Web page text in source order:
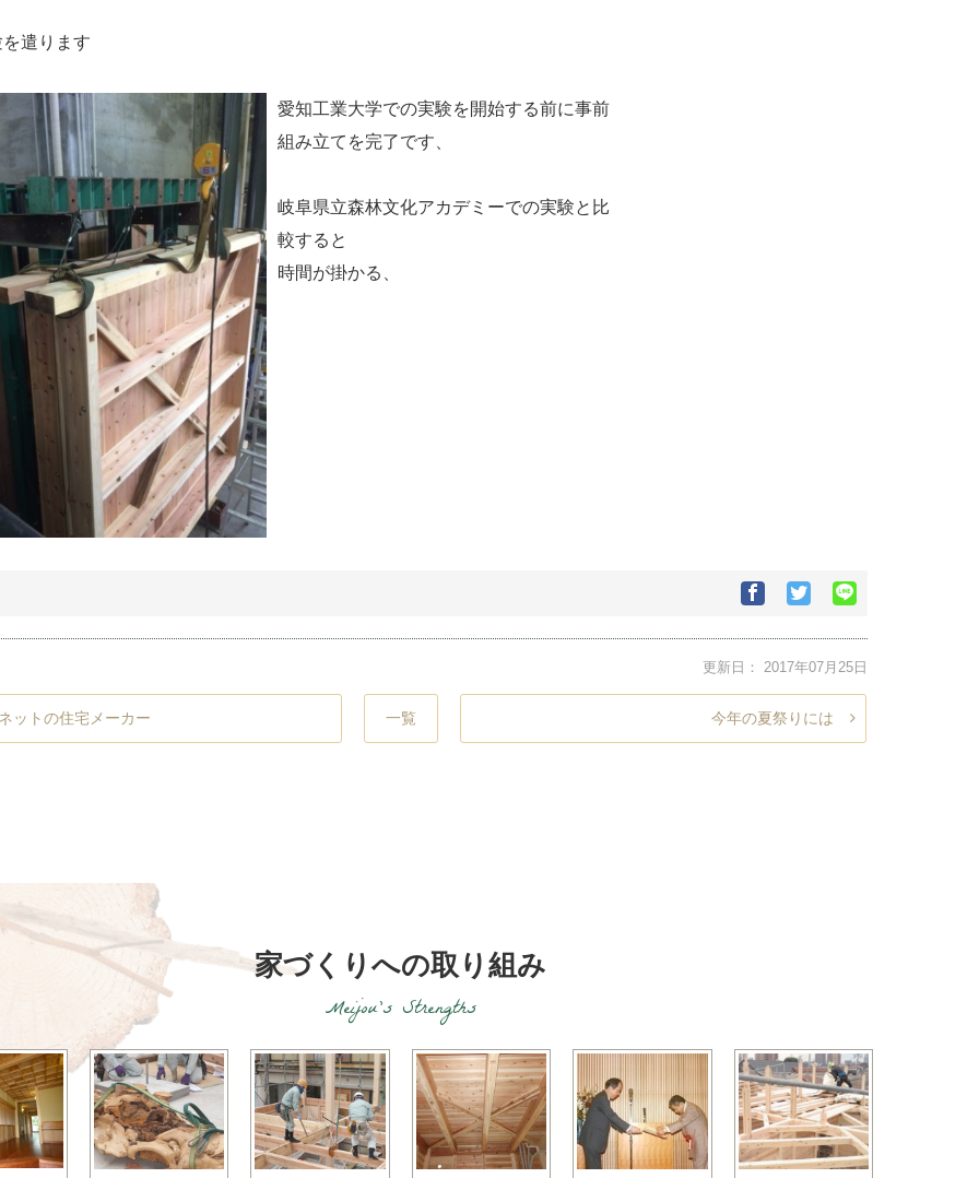
遣ります
愛知工業大学での実験を開始する前に事前
組み立てを完了です、
岐阜県立森林文化アカデミーでの実験と比
較すると
時間が掛かる、
Facebook
で
ア
す
る
Twitter
で
ア
す
る
Google+で
シ
す
る
更新日： 2017年07月25日
ットの住宅メーカー 一覧 今年の夏祭りには
家づくりへの取り組み
Meijou’s Strengths